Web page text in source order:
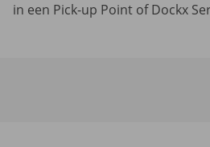
in een Pick-up Point of Dockx